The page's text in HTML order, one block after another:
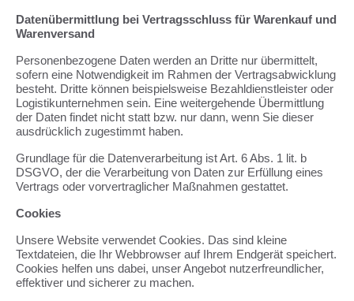
Datenübermittlung bei Vertragsschluss für Warenkauf und
Warenversand
Personenbezogene Daten werden an Dritte nur übermittelt,
sofern eine Notwendigkeit im Rahmen der Vertragsabwicklung
besteht. Dritte können beispielsweise Bezahldienstleister oder
Logistikunternehmen sein. Eine weitergehende Übermittlung
der Daten findet nicht statt bzw. nur dann, wenn Sie dieser
ausdrücklich zugestimmt haben.
Grundlage für die Datenverarbeitung ist Art. 6 Abs. 1 lit. b
DSGVO, der die Verarbeitung von Daten zur Erfüllung eines
Vertrags oder vorvertraglicher Maßnahmen gestattet.
Cookies
Unsere Website verwendet Cookies. Das sind kleine
Textdateien, die Ihr Webbrowser auf Ihrem Endgerät speichert.
Cookies helfen uns dabei, unser Angebot nutzerfreundlicher,
effektiver und sicherer zu machen.